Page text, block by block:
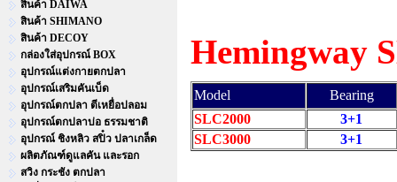
สินค้า DAIWA
สินค้า SHIMANO
สินค้า DECOY
กล่องใส่อุปกรณ์ BOX
อุปกรณ์แต่งกายตกปลา
อุปกรณ์เสริมคันเบ็ด
อุปกรณ์ตกปลา ตีเหยื่อปลอม
อุปกรณ์ตกปลาบ่อ ธรรมชาติ
อุปกรณ์ ชิงหลิว สปิ๋ว ปลาเกล็ด
ผลิตภัณฑ์ดูแลคัน และรอก
สวิง กระชัง ตกปลา
Hemingway
Model
Bearing
SLC2000
3+1
SLC3000
3+1